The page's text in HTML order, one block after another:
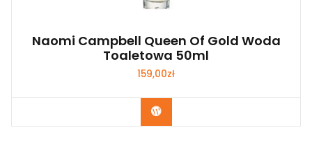
Naomi Campbell Queen Of Gold Woda
Toaletowa 50ml
159,00zł
Zobacz